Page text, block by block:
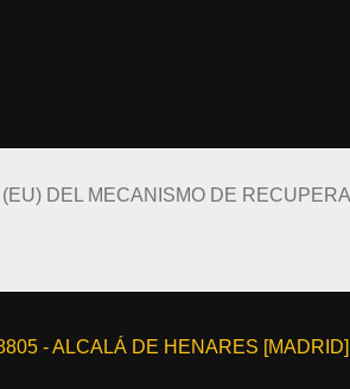
DEL MECANISMO DE
- ALCALÁ DE HENARES [MADRID]